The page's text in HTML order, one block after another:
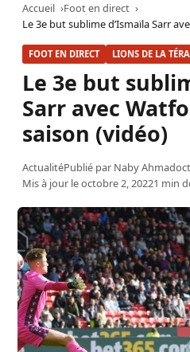
Accueil
Foot en direct
Le 3e but sublime d’Ismaïla Sarr
FOOT EN DIRECT LIONS DE LA
Le 3e but
Sarr avec
saison (vidéo)
ActualitéPublié par Naby Ahmad
Mis à jour le octobre 2, 20221 min